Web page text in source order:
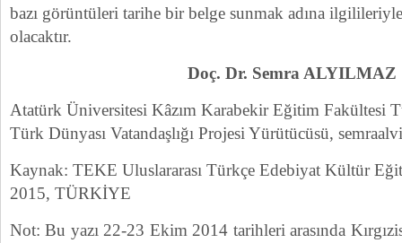
bazı görüntüleri tarihe bir belge sunmak adına
olacaktır.
Doç. Dr. Semra ALYILMAZ
Atatürk Üniversitesi Kâzım Karabekir Eğitim Fakültesi
Türk Dünyası Vatandaşlığı Projesi Yürütücüsü,
Kaynak: TEKE Uluslararası Türkçe Edebiyat Kültür
2015, TÜRKİYE
Not: Bu yazı 22-23 Ekim 2014 tarihleri arasında